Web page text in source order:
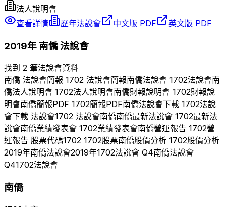
法人說明會
查看詳情
歷年法說會 中文版 PDF 英文版 PDF
2019年 南僑法說會
找到 2 筆法說會資料
南僑 法說會簡報 1702 法說會簡報南僑法說會 1702法說會南
僑法人說明會 1702法人說明會南僑財報說明會 1702財報說
明會南僑簡報PDF 1702簡報PDF南僑法說會下載 1702法說
會下載 法說會1702 法說會南僑南僑最新法說會 1702最新法
說會南僑業績發表會 1702業績發表會南僑營運報告 1702營
運報告 股票代碼1702 1702股票南僑股價分析 1702股價分析
2019年南僑法說會2019年1702法說會 Q4南僑法說會
Q41702法說會
南僑